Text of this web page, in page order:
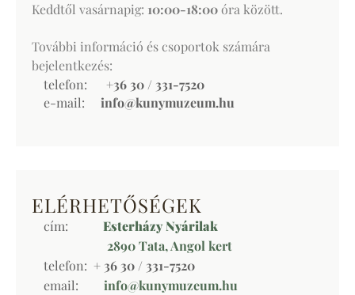
Keddtől vasárnapig: 10:00-18:00óra között.
További információ és csoportok számára
bejelentkezés:
telefon:
+36 30 / 331-7520
e-mail: info@kunymuzeum.hu
ELÉRHETŐSÉGEK
cím: Esterházy Nyárilak
2890 Tata, Angol kert
telefon: + 36 30 / 331-7520
email: info@kunymuzeum.hu